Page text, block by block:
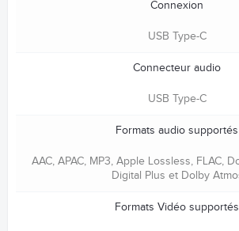
Connexion
USB Type-C
Connecteur audio
USB Type-C
Formats audio supportés
AAC, APAC, MP3, Apple Lossless, FLAC,
Digital Plus et Dolby
Formats Vidéo supportés